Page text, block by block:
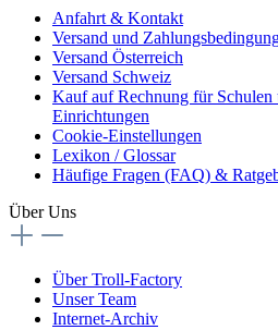
Anfahrt & Kontakt
Versand und
Versand Österreich
Versand Schweiz
Kauf auf Rechnung für
Einrichtungen
Cookie-Einstellungen
Lexikon / Glossar
Häufige Fragen (FAQ) &
Über Uns
Über Troll-Factory
Unser Team
Internet-Archiv